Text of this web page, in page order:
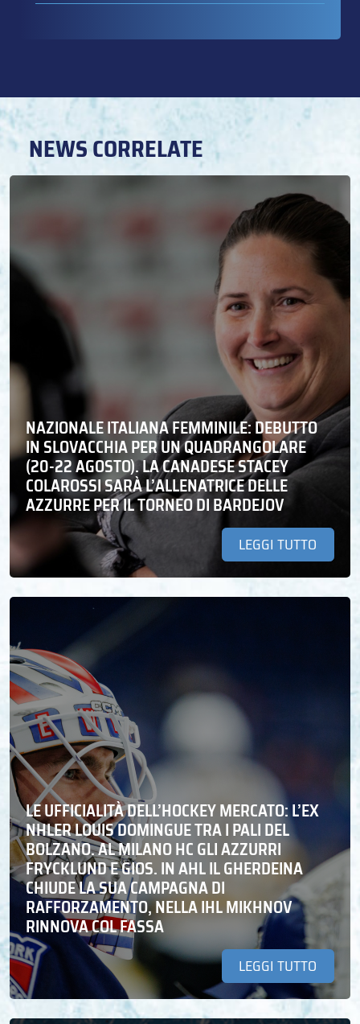
NEWS CORRELATE
NAZIONALE ITALIANA FEMMINILE: DEBUTTO
IN SLOVACCHIA PER UN QUADRANGOLARE
(20-22 AGOSTO). LA CANADESE STACEY
COLAROSSI SARÀ L’ALLENATRICE DELLE
AZZURRE PER IL TORNEO DI BARDEJOV
LEGGI TUTTO
LE UFFICIALITÀ DELL’HOCKEY MERCATO: L’EX
NHLER LOUIS DOMINGUE TRA I PALI DEL
BOLZANO. AL MILANO HC GLI AZZURRI
FRYCKLUND E GIOS. IN AHL IL GHERDEINA
CHIUDE LA SUA CAMPAGNA DI
RAFFORZAMENTO, NELLA IHL MIKHNOV
RINNOVA COL FASSA
LEGGI TUTTO